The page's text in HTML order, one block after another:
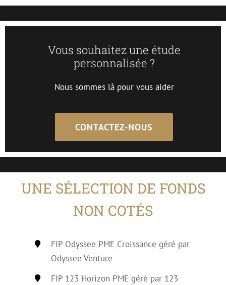
Vous souhaitez une étude
personnalisée ?
Nous sommes là pour vous aider
CONTACTEZ-NOUS
UNE SÉLECTION DE FONDS
NON COTÉS
FIP Odyssee PME Croissance géré par
Odyssee Venture
FIP 123 Horizon PME géré par 123